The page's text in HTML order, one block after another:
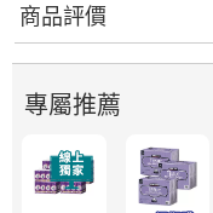
商品評價
專屬推薦